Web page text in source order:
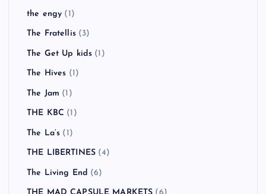
the engy (1)
The Fratellis(3)
The Get Up kids (1)
The Hives (1)
The Jam (1)
THE KBC (1)
The La’s (1)
THE LIBERTINES (4)
The Living End (6)